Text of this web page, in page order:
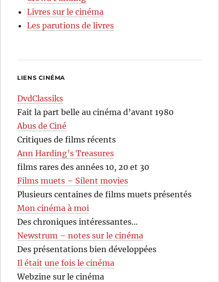
Livres sur le cinéma
Les parutions de livres
LIENS CINÉMA
DvdClassiks
Fait la part belle au cinéma d’avant 1980
Abus de Ciné
Critiques de films récents
Ann Harding’s Treasures
films rares des années 10, 20 et 30
Films muets – Silent movies
Plusieurs centaines de films muets présentés
Mon cinéma à moi
Des chroniques intéressantes…
Newstrum – notes sur le cinéma
Des présentations bien développées
Il était une fois le cinéma
Webzine sur le cinéma